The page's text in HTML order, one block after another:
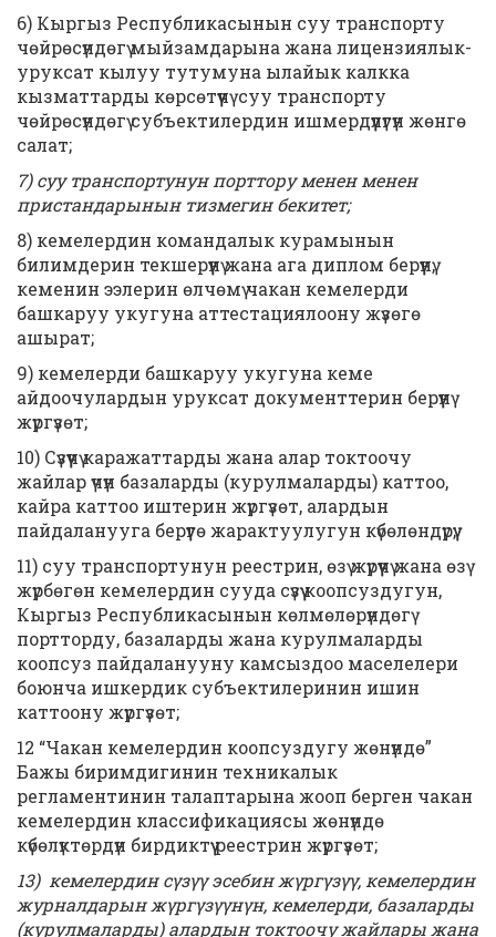
6) Кыргыз Республикасынын суу транспорту
чөйрөсүндөгү мыйзамдарына жана лицензиялык-
уруксат кылуу тутумуна ылайык калкка
кызматтарды көрсөтүүчү суу транспорту
чөйрөсүндөгү субъектилердин ишмердүүлүгүн жөнгө
салат;
7) суу транспортунун порттору менен менен
пристандарынын тизмегин бекитет;
8) кемелердин командалык курамынын
билимдерин текшерүүнү жана ага диплом берүүнү,
кеменин ээлерин өлчөмү чакан кемелерди
башкаруу укугуна аттестациялоону жүзөгө
ашырат;
9) кемелерди башкаруу укугуна кеме
айдоочулардын уруксат документтерин берүүнү
жүргүзөт;
10) Сүзүүчү каражаттарды жана алар токтоочу
жайлар үчүн базаларды (курулмаларды) каттоо,
кайра каттоо иштерин жүргүзөт, алардын
пайдаланууга берүүгө жарактуулугун күбөлөндүрүү;
11) суу транспортунун реестрин, өзү жүрүүчү жана өзү
жүрбөгөн кемелердин сууда сүзүү коопсуздугун,
Кыргыз Республикасынын көлмөлөрүндөгү
портторду, базаларды жана курулмаларды
коопсуз пайдаланууну камсыздоо маселелери
боюнча ишкердик субъектилеринин ишин
каттоону жүргүзөт;
12 “Чакан кемелердин коопсуздугу жөнүндө”
Бажы биримдигинин техникалык
регламентинин талаптарына жооп берген чакан
кемелердин классификациясы жөнүндө
күбөлүктөрдүн бирдиктүү реестрин жүргүзөт;
13) кемелердин сүзүү эсебин жүргүзүү, кемелердин
журналдарын жүргүзүүнүн, кемелерди, базаларды
(курулмаларды) алардын токтоочу жайлары жана